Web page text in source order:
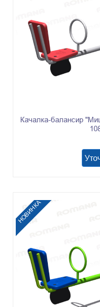
Качалка-балансир
НОВИНКА